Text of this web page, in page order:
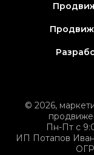
© 2026,
Пн-Пт с
ИП Потапов